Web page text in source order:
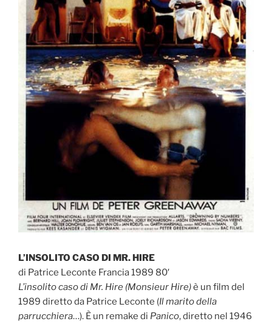
L’INSOLITO CASO DI MR. HIRE
di Patrice Leconte Francia 1989 80′
L’insolito caso di Mr. Hire (Monsieur Hire)è un film del
1989 diretto da Patrice Leconte (Il marito della
parrucchiera…). È un remake di Panico, diretto nel 1946